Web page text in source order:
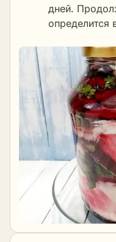
дней.
определится